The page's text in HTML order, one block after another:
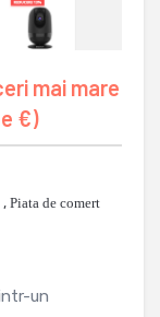
mai mare
€)
, Piata de comert
un